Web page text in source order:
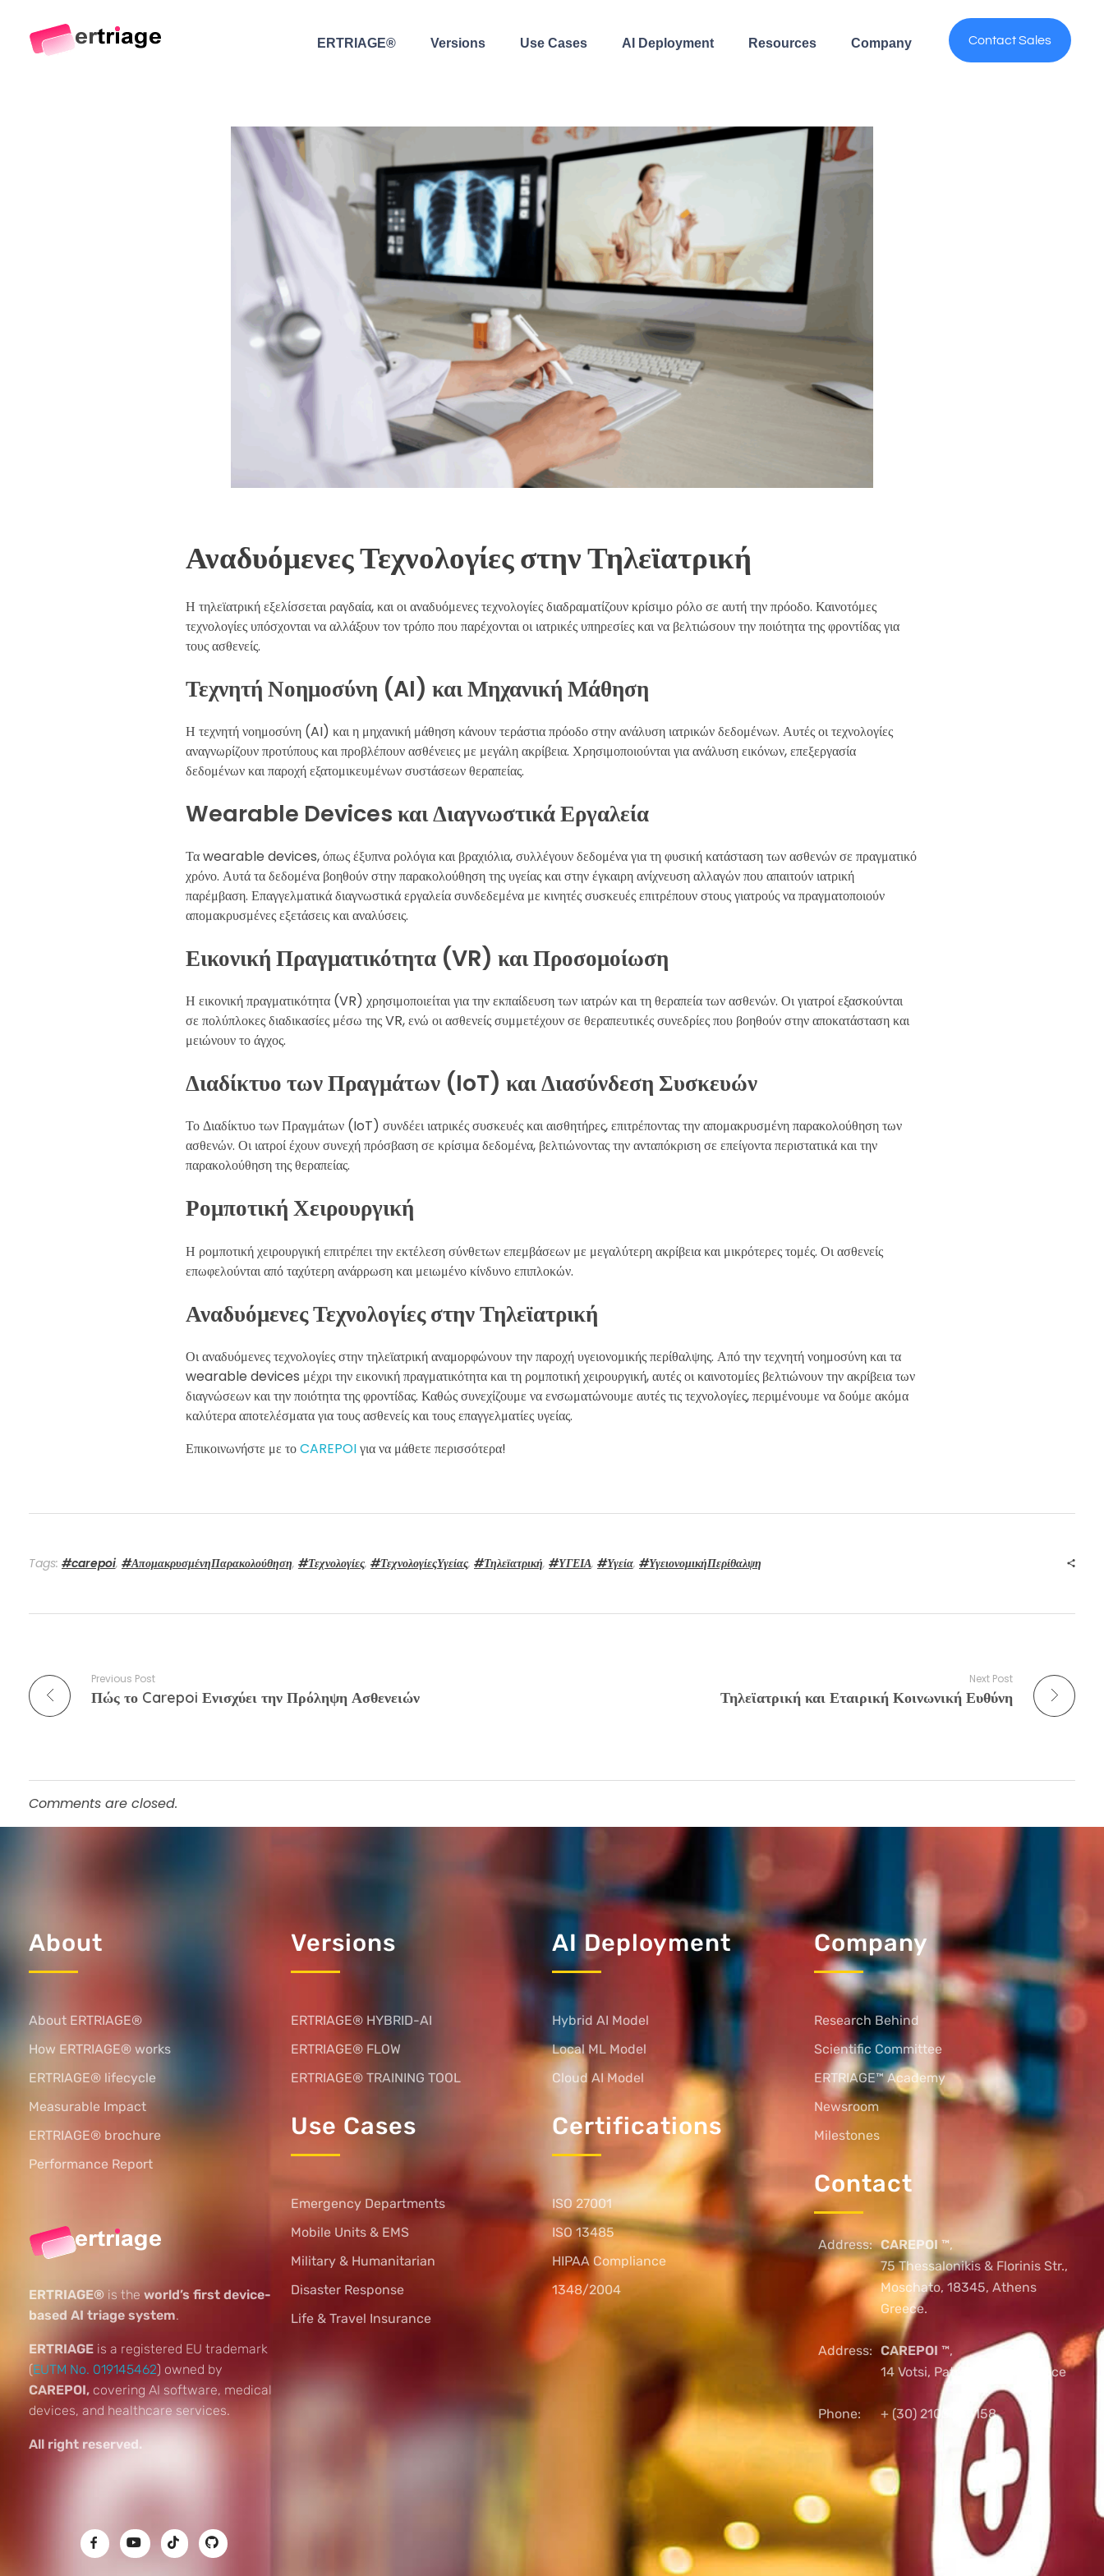
ERTRIAGE® Versions Use Cases AI Deployment Resources Company Contact Sales
Αναδυόμενες Τεχνολογίες στην Τηλεϊατρική
Η τηλεϊατρική εξελίσσεται ραγδαία, και οι αναδυόμενες τεχνολογίες διαδραματίζουν κρίσιμο ρόλο σε αυτή την πρόοδο. Καινοτόμες
τεχνολογίες υπόσχονται να αλλάξουν τον τρόπο που παρέχονται οι ιατρικές υπηρεσίες και να βελτιώσουν την ποιότητα της φροντίδας για
τους ασθενείς.
Τεχνητή Νοημοσύνη (AI) και Μηχανική Μάθηση
Η τεχνητή νοημοσύνη (AI) και η μηχανική μάθηση κάνουν τεράστια πρόοδο στην ανάλυση ιατρικών δεδομένων. Αυτές οι τεχνολογίες
αναγνωρίζουν προτύπους και προβλέπουν ασθένειες με μεγάλη ακρίβεια. Χρησιμοποιούνται για ανάλυση εικόνων, επεξεργασία
δεδομένων και παροχή εξατομικευμένων συστάσεων θεραπείας.
Wearable Devices και Διαγνωστικά Εργαλεία
Τα wearable devices, όπως έξυπνα ρολόγια και βραχιόλια, συλλέγουν δεδομένα για τη φυσική κατάσταση των ασθενών σε πραγματικό
χρόνο. Αυτά τα δεδομένα βοηθούν στην παρακολούθηση της υγείας και στην έγκαιρη ανίχνευση αλλαγών που απαιτούν ιατρική
παρέμβαση. Επαγγελματικά διαγνωστικά εργαλεία συνδεδεμένα με κινητές συσκευές επιτρέπουν στους γιατρούς να πραγματοποιούν
απομακρυσμένες εξετάσεις και αναλύσεις.
Εικονική Πραγματικότητα (VR) και Προσομοίωση
Η εικονική πραγματικότητα (VR) χρησιμοποιείται για την εκπαίδευση των ιατρών και τη θεραπεία των ασθενών. Οι γιατροί εξασκούνται
σε πολύπλοκες διαδικασίες μέσω της VR, ενώ οι ασθενείς συμμετέχουν σε θεραπευτικές συνεδρίες που βοηθούν στην αποκατάσταση και
μειώνουν το άγχος.
Διαδίκτυο των Πραγμάτων (IoT) και Διασύνδεση Συσκευών
Το Διαδίκτυο των Πραγμάτων (IoT) συνδέει ιατρικές συσκευές και αισθητήρες, επιτρέποντας την απομακρυσμένη παρακολούθηση των
ασθενών. Οι ιατροί έχουν συνεχή πρόσβαση σε κρίσιμα δεδομένα, βελτιώνοντας την ανταπόκριση σε επείγοντα περιστατικά και την
παρακολούθηση της θεραπείας.
Ρομποτική Χειρουργική
Η ρομποτική χειρουργική επιτρέπει την εκτέλεση σύνθετων επεμβάσεων με μεγαλύτερη ακρίβεια και μικρότερες τομές. Οι ασθενείς
επωφελούνται από ταχύτερη ανάρρωση και μειωμένο κίνδυνο επιπλοκών.
Αναδυόμενες Τεχνολογίες στην Τηλεϊατρική
Οι αναδυόμενες τεχνολογίες στην τηλεϊατρική αναμορφώνουν την παροχή υγειονομικής περίθαλψης. Από την τεχνητή νοημοσύνη και τα
wearable devices μέχρι την εικονική πραγματικότητα και τη ρομποτική χειρουργική, αυτές οι καινοτομίες βελτιώνουν την ακρίβεια των
διαγνώσεων και την ποιότητα της φροντίδας. Καθώς συνεχίζουμε να ενσωματώνουμε αυτές τις τεχνολογίες, περιμένουμε να δούμε ακόμα
καλύτερα αποτελέσματα για τους ασθενείς και τους επαγγελματίες υγείας.
Επικοινωνήστε με τοCAREPOIγια να μάθετε περισσότερα!
Tags: #carepoi, #ΑπομακρυσμένηΠαρακολούθηση, #Τεχνολογίες, #ΤεχνολογίεςΥγείας, #Τηλεϊατρική, #ΥΓΕΙΑ, #Υγεία, #ΥγειονομικήΠερίθαλψη
Previous Post
Πώς το Carepoi Ενισχύει την Πρόληψη Ασθενειών
Next Post
Τηλεϊατρική και Εταιρική Κοινωνική Ευθύνη
Comments are closed.
About
About ERTRIAGE®
How ERTRIAGE® works
ERTRIAGE® lifecycle
Measurable Impact
ERTRIAGE® brochure
Performance Report
ERTRIAGE® is the world’s first device-
based AI triage system.
ERTRIAGE is a registered EU trademark
(EUTM No. 019145462) owned by
CAREPOI, covering AI software, medical
devices, and healthcare services.
All right reserved.
Versions
ERTRIAGE® HYBRID-AI
ERTRIAGE® FLOW
ERTRIAGE® TRAINING TOOL
Use Cases
Emergency Departments
Mobile Units & EMS
Military & Humanitarian
Disaster Response
Life & Travel Insurance
AI Deployment
Hybrid AI Model
Local ML Model
Cloud AI Model
Certifications
ISO 27001
ISO 13485
HIPAA Compliance
1348/2004
Company
Research Behind
Scientific Committee
ERTRIAGE™ Academy
Newsroom
Milestones
Contact
Address: CAREPOI ™,
75 Thessalonikis & Florinis Str.,
Moschato, 18345, Athens
Greece.
Address: CAREPOI ™,
14 Votsi, Patras, 26221, Greece
Phone: + (30) 2103005158